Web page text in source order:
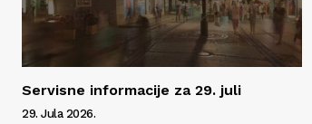
Servisne informacije za 29. juli
29. Jula 2026.